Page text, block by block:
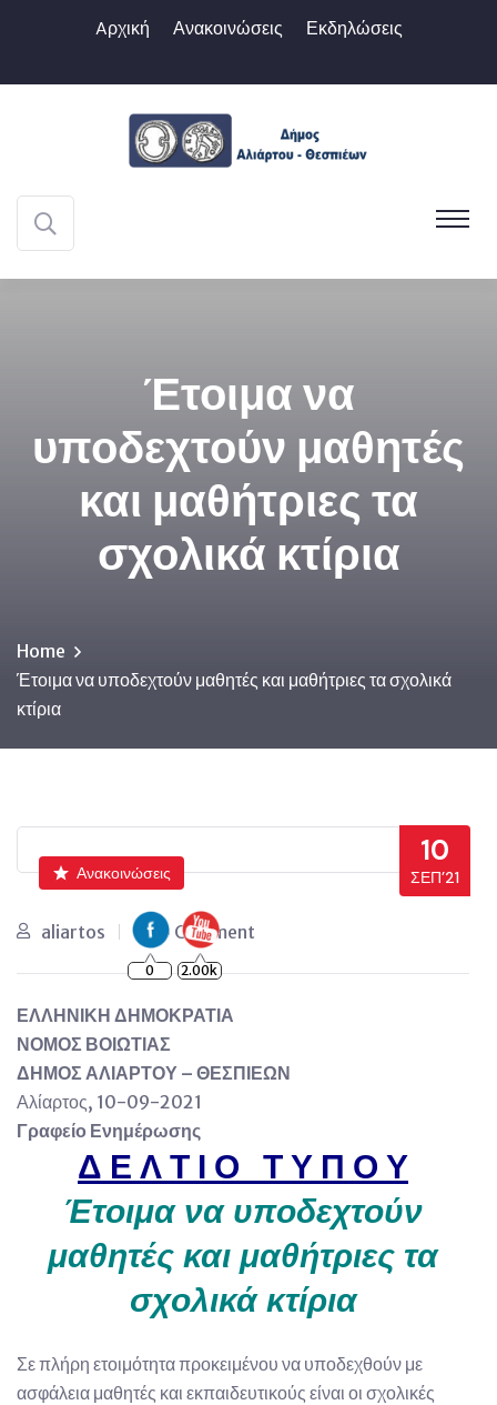
Aρχική Ανακοινώσεις Εκδηλώσεις
Έτοιμα να
υποδεχτούν μαθητές
και μαθήτριες τα
σχολικά κτίρια
Home
Έτοιμα να υποδεχτούν μαθητές και μαθήτριες τα σχολικά
κτίρια
10
ΣΕΠ’21
Ανακοινώσεις
aliartos 0 Comment
ΕΛΛΗΝΙΚΗ ΔΗΜΟΚΡΑΤΙΑ
ΝΟΜΟΣ ΒΟΙΩΤΙΑΣ
ΔΗΜΟΣ ΑΛΙΑΡΤΟΥ – ΘΕΣΠΙΕΩΝ
Αλίαρτος, 10-09-2021
Γραφείο Ενημέρωσης
Δ Ε Λ Τ Ι Ο Τ Υ Π Ο Υ
Έτοιμα να υποδεχτούν
μαθητές και μαθήτριες τα
σχολικά κτίρια
Σε πλήρη ετοιμότητα προκειμένου να υποδεχθούν με
ασφάλεια μαθητές και εκπαιδευτικούς είναι οι σχολικές
0 2.00k